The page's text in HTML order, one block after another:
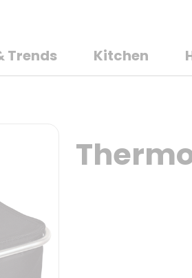
Trends Kitchen